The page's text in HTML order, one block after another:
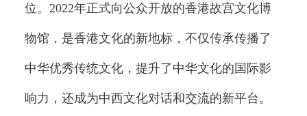
位。2022年正式向公众开放的香港故宫文化博
物馆，是香港文化的新地标，不仅传承传播了
中华优秀传统文化，提升了中华文化的国际影
响力，还成为中西文化对话和交流的新平台。